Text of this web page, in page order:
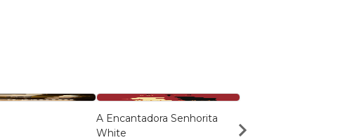
A Encantadora Senhorita
White
do Lago Azul